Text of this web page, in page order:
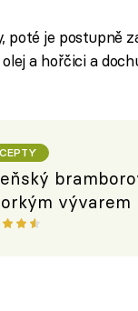
poté je postupně
a hořčici a
vývarem